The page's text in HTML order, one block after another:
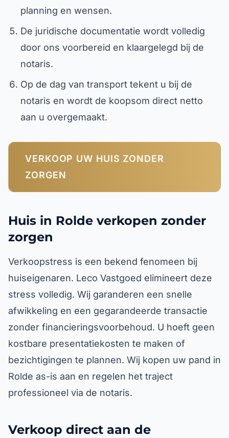
planning en wensen.
De juridische documentatie wordt volledig
door ons voorbereid en klaargelegd bij de
notaris.
Op de dag van transport tekent u bij de
notaris en wordt de koopsom direct netto
aan u overgemaakt.
VERKOOP UW HUIS ZONDER
ZORGEN
Huis in Rolde verkopen zonder
zorgen
Verkoopstress is een bekend fenomeen bij
huiseigenaren. Leco Vastgoed elimineert deze
stress volledig. Wij garanderen een snelle
afwikkeling en een gegarandeerde transactie
zonder financieringsvoorbehoud. U hoeft geen
kostbare presentatiekosten te maken of
bezichtigingen te plannen. Wij kopen uw pand in
Rolde as-is aan en regelen het traject
professioneel via de notaris.
Verkoop direct aan de